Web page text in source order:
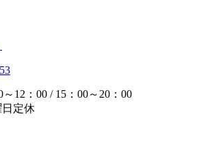
12：00 / 15：00～20：00
定休